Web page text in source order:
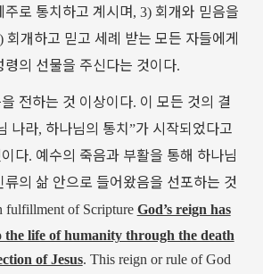
주로 통치하고 계시며, 3) 회개와 믿음을
회개하고 믿고 세례 받는 모든 자들에게
령의 선물을 주신다는 것이다.
전하는 것 이상이다. 이 모든 것의 결
나라, 하나님의 통치”가 시작되었다고
다. 예수의 죽음과 부활을 통해 하나님
류의 삶 안으로 들어왔음을 선포하는 것
fulfillment of Scripture God’s reign has
the life of humanity through the death
of Jesus. This reign or rule of God